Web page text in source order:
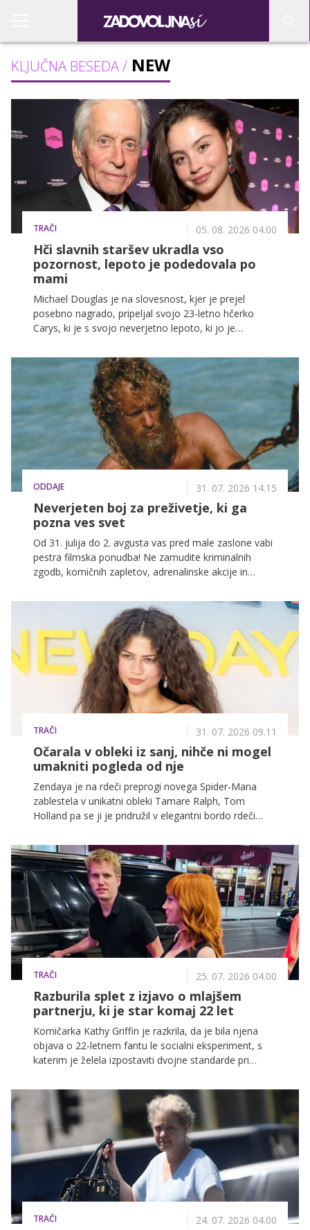
KLJUČNA BESEDA / NEW
TRAČI 05. 08. 2026 04.00
Hči slavnih staršev ukradla vso
pozornost, lepoto je podedovala po
mami
Michael Douglas je na slovesnost, kjer je prejel
posebno nagrado, pripeljal svojo 23-letno hčerko
Carys, ki je s svojo neverjetno lepoto, ki jo je
ODDAJE 31. 07. 2026 14.15
Neverjeten boj za preživetje, ki ga
pozna ves svet
Od 31. julija do 2. avgusta vas pred male zaslone vabi
pestra filmska ponudba! Ne zamudite kriminalnih
zgodb, komičnih zapletov, adrenalinske akcije in
TRAČI 31. 07. 2026 09.11
Očarala v obleki iz sanj, nihče ni mogel
umakniti pogleda od nje
Zendaya je na rdeči preprogi novega Spider-Mana
zablestela v unikatni obleki Tamare Ralph, Tom
Holland pa se ji je pridružil v elegantni bordo rdeči
TRAČI 25. 07. 2026 04.00
Razburila splet z izjavo o mlajšem
partnerju, ki je star komaj 22 let
Komičarka Kathy Griffin je razkrila, da je bila njena
objava o 22-letnem fantu le socialni eksperiment, s
katerim je želela izpostaviti dvojne standarde pri
TRAČI 24. 07. 2026 04.00